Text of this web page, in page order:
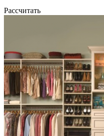
Рассчитать